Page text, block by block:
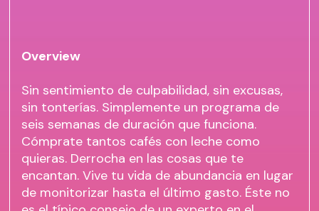
Overview
Sin sentimiento de culpabilidad, sin excusas,
sin tonterías. Simplemente un programa de
seis semanas de duración que funciona.
Cómprate tantos cafés con leche como
quieras. Derrocha en las cosas que te
encantan. Vive tu vida de abundancia en lugar
de monitorizar hasta el último gasto. Éste no